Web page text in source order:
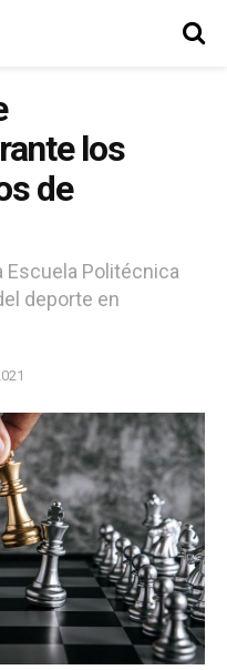
los
de
Escuela Politécnica
deporte en